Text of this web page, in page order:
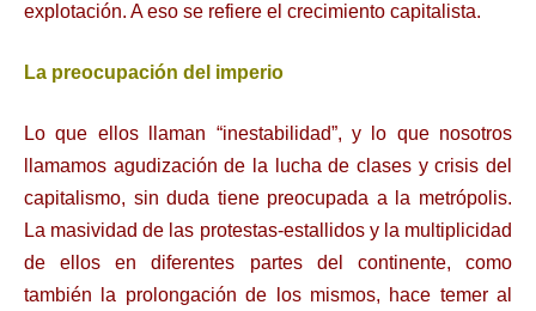
explotación. A eso se refiere el crecimiento capitalista.
La preocupación del imperio
Lo que ellos llaman “inestabilidad”, y lo que nosotros
llamamos agudización de la lucha de clases y crisis del
capitalismo, sin duda tiene preocupada a la metrópolis.
La masividad de las protestas-estallidos y la multiplicidad
de ellos en diferentes partes del continente, como
también la prolongación de los mismos, hace temer al